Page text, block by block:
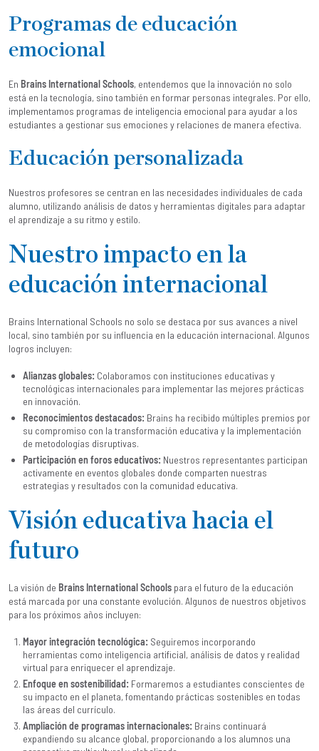
Programas de educación
emocional
En Brains International Schools, entendemos que la innovación no solo
está en la tecnología, sino también en formar personas integrales. Por ello,
implementamos programas de inteligencia emocional para ayudar a los
estudiantes a gestionar sus emociones y relaciones de manera efectiva.
Educación personalizada
Nuestros profesores se centran en las necesidades individuales de cada
alumno, utilizando análisis de datos y herramientas digitales para adaptar
el aprendizaje a su ritmo y estilo.
Nuestro impacto en la
educación internacional
Brains International Schools no solo se destaca por sus avances a nivel
local, sino también por su influencia en la educación internacional. Algunos
logros incluyen:
Alianzas globales: Colaboramos con instituciones educativas y
tecnológicas internacionales para implementar las mejores prácticas
en innovación.
Reconocimientos destacados: Brains ha recibido múltiples premios por
su compromiso con la transformación educativa y la implementación
de metodologías disruptivas.
Participación en foros educativos: Nuestros representantes participan
activamente en eventos globales donde comparten nuestras
estrategias y resultados con la comunidad educativa.
Visión educativa hacia el
futuro
La visión de Brains International Schools para el futuro de la educación
está marcada por una constante evolución. Algunos de nuestros objetivos
para los próximos años incluyen:
Mayor integración tecnológica: Seguiremos incorporando
herramientas como inteligencia artificial, análisis de datos y realidad
virtual para enriquecer el aprendizaje.
Enfoque en sostenibilidad: Formaremos a estudiantes conscientes de
su impacto en el planeta, fomentando prácticas sostenibles en todas
las áreas del currículo.
Ampliación de programas internacionales: Brains continuará
expandiendo su alcance global, proporcionando a los alumnos una